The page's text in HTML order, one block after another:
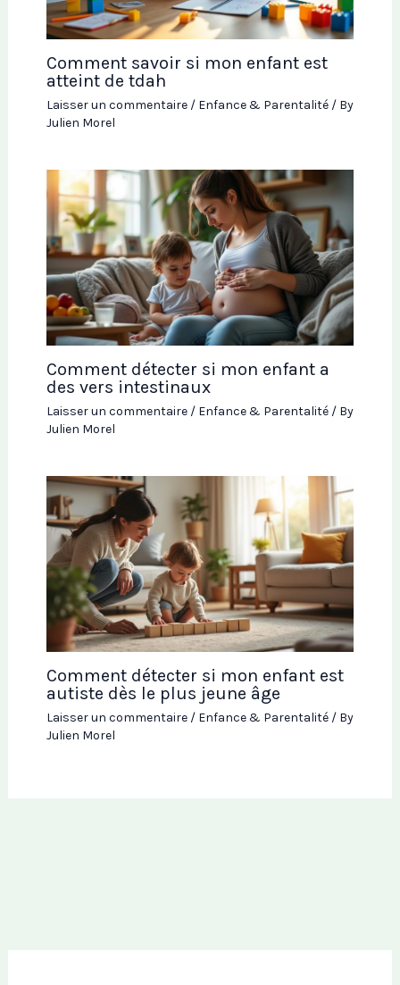
Comment savoir si mon enfant est
atteint de tdah
Laisser un commentaire / Enfance & Parentalité/ By
Julien Morel
Comment détecter si mon enfant a
des vers intestinaux
Laisser un commentaire / Enfance & Parentalité/ By
Julien Morel
Comment détecter si mon enfant est
autiste dès le plus jeune âge
Laisser un commentaire / Enfance & Parentalité/ By
Julien Morel